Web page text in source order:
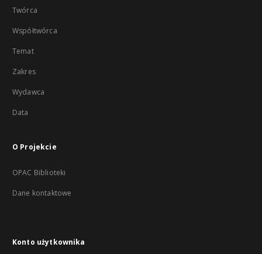
Twórca
Współtwórca
Temat
Zakres
Wydawca
Data
O Projekcie
OPAC Biblioteki
Dane kontaktowe
Konto użytkownika